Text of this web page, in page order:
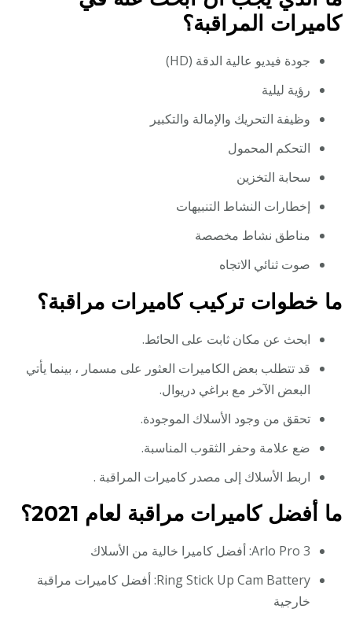
كاميرات المراقبة؟
جودة فيديو عالية الدقة (HD)
رؤية ليلية
وظيفة التحريك والإمالة والتكبير
التحكم المحمول
سحابة التخزين
إخطارات النشاط التنبيهات
مناطق نشاط مخصصة
صوت ثنائي الاتجاه
ما خطوات تركيب كاميرات مراقبة؟
ابحث عن مكان ثابت على الحائط.
قد تتطلب بعض الكاميرات العثور على مسمار ، بينما يأتي
البعض الآخر مع براغي دريوال.
تحقق من وجود الأسلاك الموجودة.
ضع علامة وحفر الثقوب المناسبة.
اربط الأسلاك إلى مصدر كاميرات المراقبة .
ما أفضل كاميرات مراقبة لعام 2021؟
Arlo Pro 3: أفضل كاميرا خالية من الأسلاك
Ring Stick Up Cam Battery: أفضل كاميرات مراقبة
خارجية